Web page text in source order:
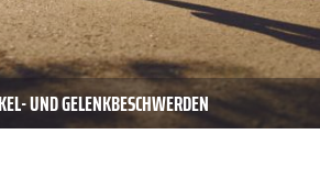
UND GELENKBESCHWERDEN